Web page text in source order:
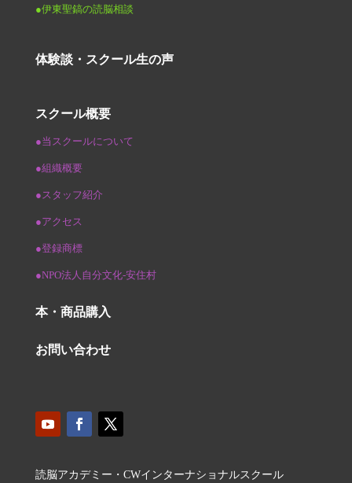
●伊東聖鎬の読脳相談
体験談・スクール生の声
スクール概要
●当スクールについて
●組織概要
●スタッフ紹介
●アクセス
●登録商標
●NPO法人自分文化-安住村
本・商品購入
お問い合わせ
読脳アカデミー・CWインターナショナルスクール